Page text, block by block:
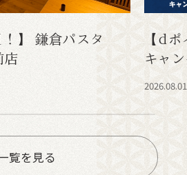
】 鎌倉パスタ
店
【d
キャ
2026.08.01
覧を見る